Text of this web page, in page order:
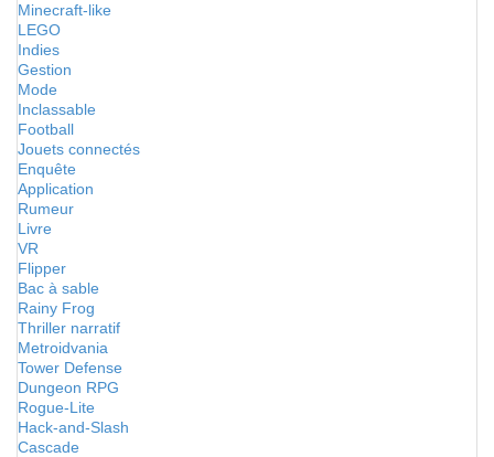
Minecraft-like
LEGO
Indies
Gestion
Mode
Inclassable
Football
Jouets connectés
Enquête
Application
Rumeur
Livre
VR
Flipper
Bac à sable
Rainy Frog
Thriller narratif
Metroidvania
Tower Defense
Dungeon RPG
Rogue-Lite
Hack-and-Slash
Cascade